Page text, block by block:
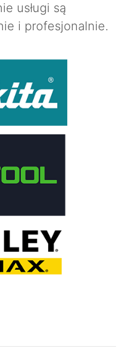
usługi są
i profesjonalnie.